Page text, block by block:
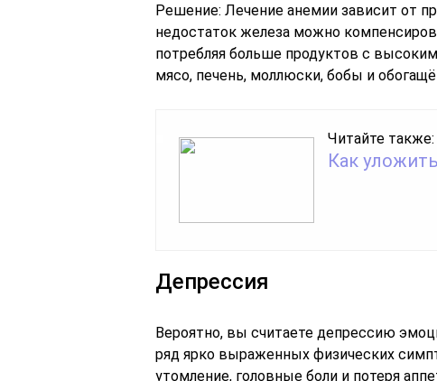
Решение: Лечение анемии зависит от
недостаток железа можно
потребляя больше продуктов с
мясо, печень, моллюски, бобы и
Читайте также:
Как
Депрессия
Вероятно, вы считаете депрессию
ряд ярко выраженных физических
утомление, головные боли и потеря